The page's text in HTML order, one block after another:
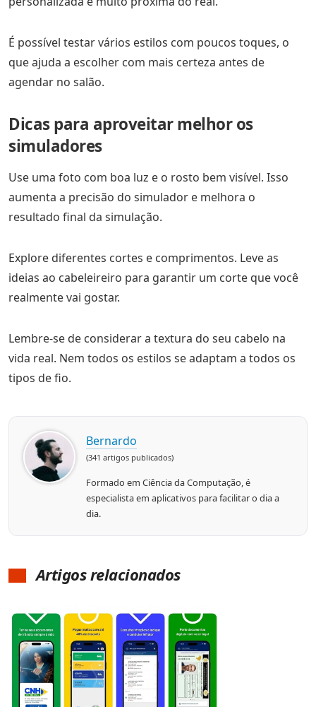
É possível testar vários estilos com poucos toques, o
que ajuda a escolher com mais certeza antes de
agendar no salão.
Dicas para aproveitar melhor os
simuladores
Use uma foto com boa luz e o rosto bem visível. Isso
aumenta a precisão do simulador e melhora o
resultado final da simulação.
Explore diferentes cortes e comprimentos. Leve as
ideias ao cabeleireiro para garantir um corte que você
realmente vai gostar.
Lembre-se de considerar a textura do seu cabelo na
vida real. Nem todos os estilos se adaptam a todos os
tipos de fio.
Bernardo
(341 artigos publicados)
Formado em Ciência da Computação, é
especialista em aplicativos para facilitar o dia a
dia.
Artigos relacionados